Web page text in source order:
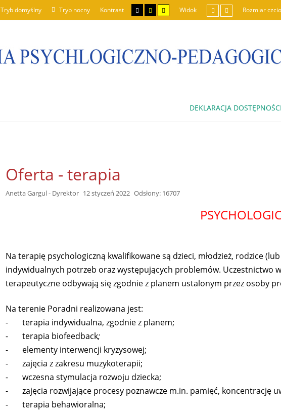
Tryb domyślny Tryb nocny Kontrast Widok Rozmiar
DEKLARACJA
Oferta - terapia
Anetta Gargul - Dyrektor 12 styczeń 2022 Odsłony: 16707
Na terapię psychologiczną kwalifikowane są dzieci, młodzież, rodzice
indywidualnych potrzeb oraz występujących problemów. Uczestnictwo
terapeutyczne odbywają się zgodnie z planem ustalonym przez osoby
Na terenie Poradni realizowana jest:
-
terapia indywidualna, zgodnie z planem;
-
terapia biofeedback;
-
elementy interwencji kryzysowej;
-
zajęcia z zakresu muzykoterapii;
-
wczesna stymulacja rozwoju dziecka;
-
zajęcia rozwijające procesy poznawcze m.in. pamięć, koncentrację
-
terapia behawioralna;